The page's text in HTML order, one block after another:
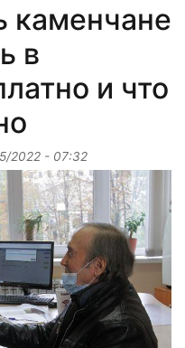
в
и что
2022 - 07:32